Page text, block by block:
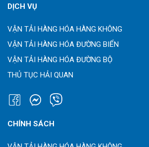
DỊCH VỤ
VẬN TẢI HÀNG HÓA HÀNG KHÔNG
VẬN TẢI HÀNG HÓA ĐƯỜNG BIỂN
VẬN TẢI HÀNG HÓA ĐƯỜNG BỘ
THỦ TỤC HẢI QUAN
CHÍNH SÁCH